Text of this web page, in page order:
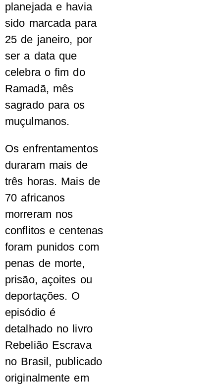
planejada e havia
sido marcada para
25 de janeiro, por
ser a data que
celebra o fim do
Ramadã, mês
sagrado para os
muçulmanos.
Os enfrentamentos
duraram mais de
três horas. Mais de
70 africanos
morreram nos
conflitos e centenas
foram punidos com
penas de morte,
prisão, açoites ou
deportações. O
episódio é
detalhado no livro
Rebelião Escrava
no Brasil, publicado
originalmente em